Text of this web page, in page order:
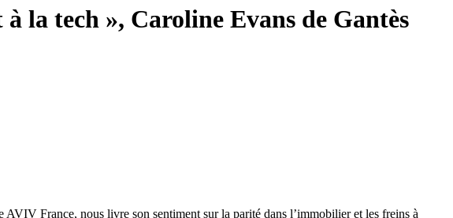
la tech », Caroline Evans de Gantès
France, nous livre son sentiment sur la parité dans l’immobilier et les freins à